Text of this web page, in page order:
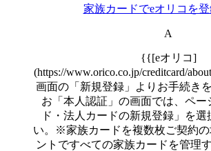
家族カードでeオリコを
A
{{[eオリコ]
(https://www.orico.co.jp/creditcard/
画面の「新規登録」よりお手続き
お「本人認証」の画面では、ペー
ド・法人カードの新規登録」を選
い。※家族カードを複数枚ご契約の
ントですべての家族カードを管理